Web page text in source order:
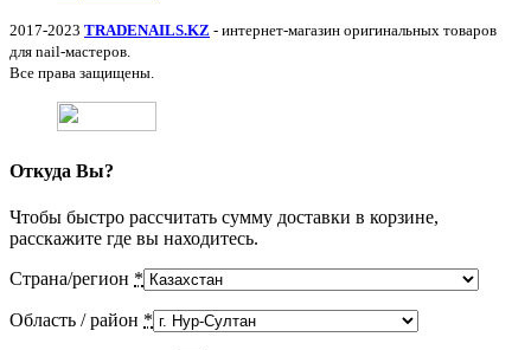
2017-2023 TRADENAILS.KZ - интернет-магазин оригинальных товаров
для nail-мастеров.
Все права защищены.
Откуда Вы?
Чтобы быстро рассчитать сумму доставки в корзине,
расскажите где вы находитесь.
Страна/регион *
Область / район *